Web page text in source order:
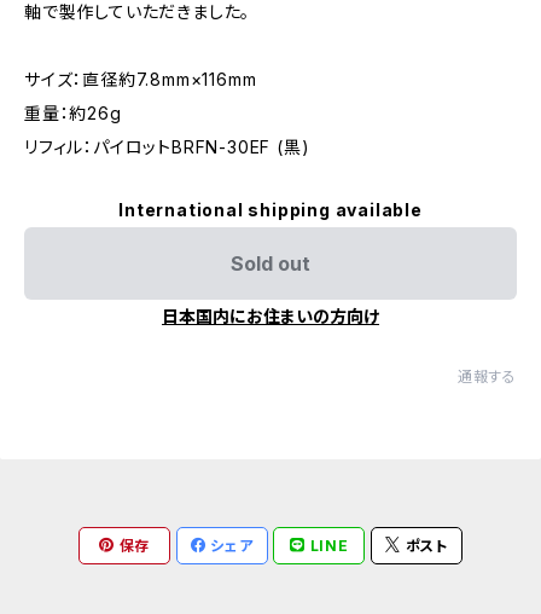
軸で製作していただきました。
サイズ：直径約7.8mm×116mm
重量：約26g
リフィル：パイロットBRFN-30EF (黒)
International shipping available
Sold out
日本国内にお住まいの方向け
通報する
保存 シェア LINE ポスト